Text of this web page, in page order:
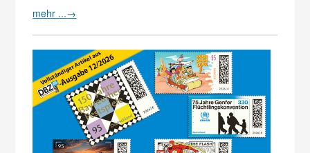
mehr ...→